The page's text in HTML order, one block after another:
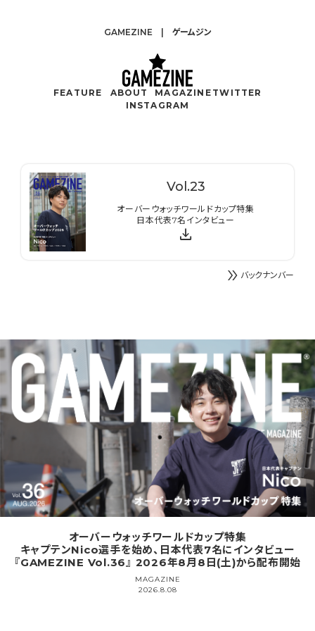
GAMEZINE | ゲームジン
FEATURE ABOUT MAGAZINE TWITTER
INSTAGRAM
Vol.23
オーバーウォッチワールドカップ特集
日本代表7名インタビュー
download
double_arrow バックナンバー
オーバーウォッチワールドカップ特集
キャプテンNico選手を始め、日本代表7名にインタビュー
『GAMEZINE Vol.36』 2026年8月8日(土)から配布開始
MAGAZINE
2026.8.08